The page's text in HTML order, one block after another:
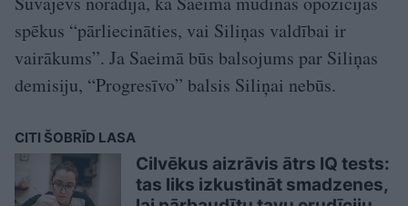
spēkus “pārliecināties, vai Siliņas valdībai ir
vairākums”. Ja Saeimā būs balsojums par Siliņas
demisiju, “Progresīvo” balsis Siliņai nebūs.
CITI ŠOBRĪD LASA
Cilvēkus aizrāvis ātrs IQ tests:
tas liks izkustināt smadzenes,